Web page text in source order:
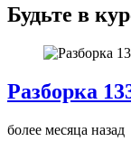
Будьте в
Разборка
более месяца назад